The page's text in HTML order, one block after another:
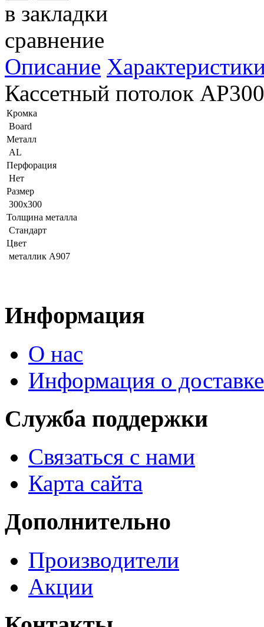
в закладки
сравнение
Описание
Кассетный потолок
Кромка
Board
Металл
AL
Перфорация
Нет
Размер
300x300
Толщина металла
Стандарт
Цвет
металлик А907
Информация
О нас
Информация о доставке
Служба поддержки
Связаться с нами
Карта сайта
Дополнительно
Производители
Акции